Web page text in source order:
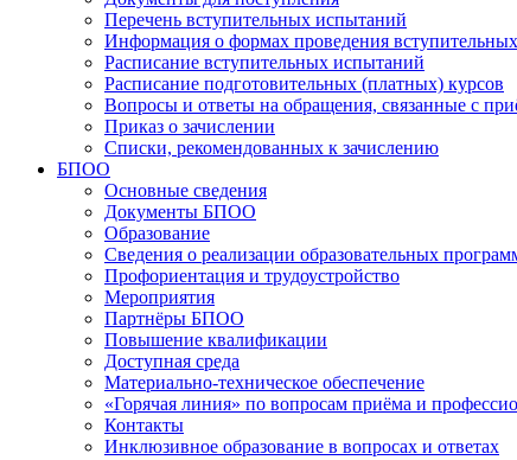
Перечень вступительных испытаний
Информация о формах проведения
Расписание вступительных испытаний
Расписание подготовительных (платных) курсов
Вопросы и ответы на обращения, связанные с
Приказ о зачислении
Списки, рекомендованных к зачислению
БПОО
Основные сведения
Документы БПОО
Образование
Сведения о реализации образовательных
Профориентация и трудоустройство
Мероприятия
Партнёры БПОО
Повышение квалификации
Доступная среда
Материально-техническое обеспечение
«Горячая линия» по вопросам приёма и
Контакты
Инклюзивное образование в вопросах и ответах